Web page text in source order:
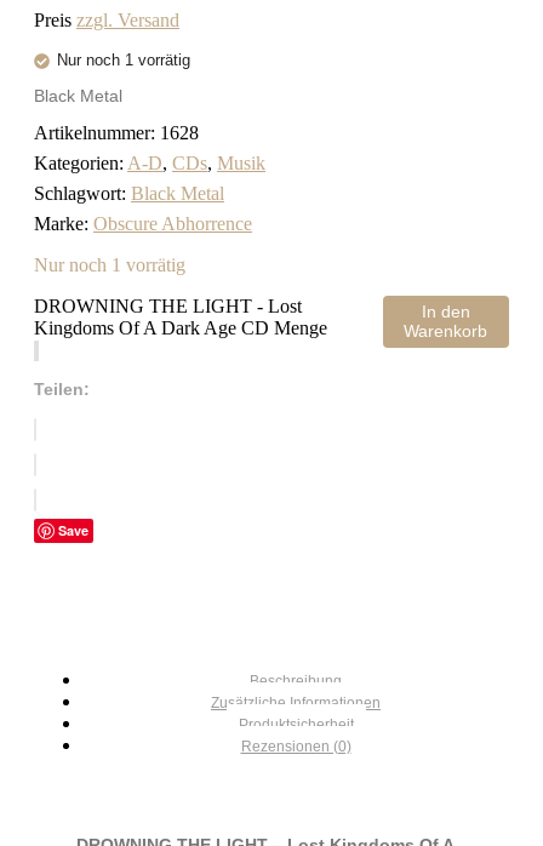
Preis zzgl. Versand
Nur noch 1 vorrätig
Black Metal
Artikelnummer: 1628
Kategorien: A-D, CDs, Musik
Schlagwort: Black Metal
Marke: Obscure Abhorrence
Nur noch 1 vorrätig
DROWNING THE LIGHT - Lost
Kingdoms Of A Dark Age CD Menge
In den
Warenkorb
Teilen:
Save
Beschreibung
Zusätzliche Informationen
Produktsicherheit
Rezensionen (0)